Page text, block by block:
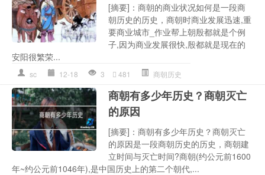
[摘要]：商朝的商业状况如何是一段商
朝历史的历史，商朝时商业发展迅速,重
要商业城市_作业帮上朝殷都就是个例
子,因为商业发展很快,殷都就是现在的
安阳很繁荣...
sc 12-18 3 481 商朝历史
商朝有多少年历史？商朝灭亡
的原因
[摘要]：商朝有多少年历史？商朝灭亡
的原因是一段商朝历史的历史，商朝建
立时间与灭亡时间?商朝(约公元前1600
年~约公元前1046年),是中国历史上的第二个朝代,...